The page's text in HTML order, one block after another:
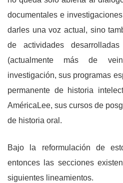
documentales e
darles una voz actual, sino
de actividades
(actualmente más de
investigación, sus programas
permanente de historia
AméricaLee, sus cursos de
de historia oral.
Bajo la reformulación de
entonces las secciones
siguientes lineamientos.